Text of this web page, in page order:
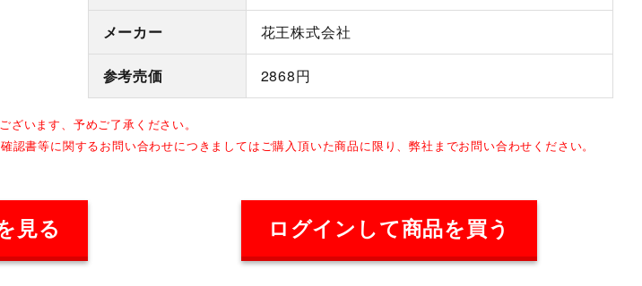
メーカー 花王株式会社
参考売価 2868円
います、予めご了承ください。
書等に関するお問い合わせにつきましてはご購入頂いた商品に限り、弊社までお問い合わせください。
見る ログインして商品を買う